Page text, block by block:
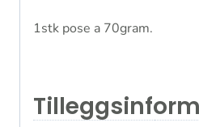
1stk pose a 70gram.